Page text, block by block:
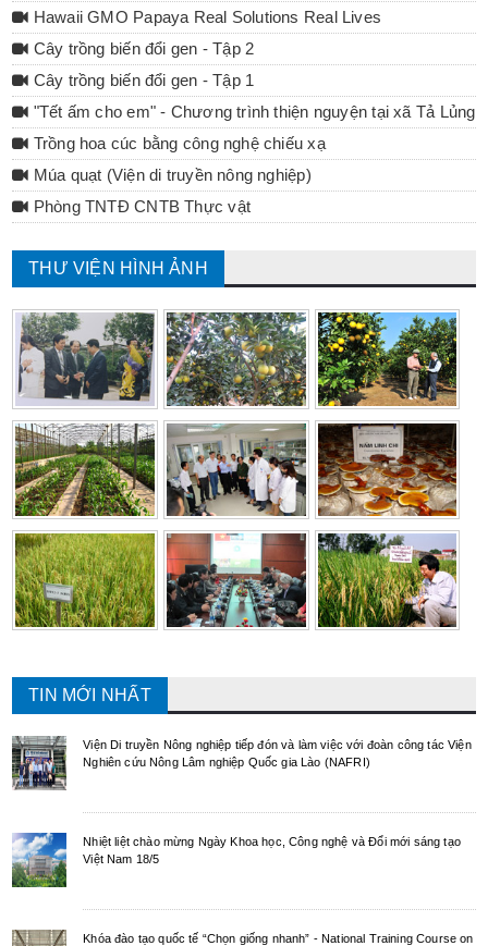
Hawaii GMO Papaya Real Solutions Real Lives
Cây trồng biến đổi gen - Tập 2
Cây trồng biến đổi gen - Tập 1
"Tết ấm cho em" - Chương trình thiện nguyện tại xã Tả Lủng
Trồng hoa cúc bằng công nghệ chiếu xạ
Múa quạt (Viện di truyền nông nghiệp)
Phòng TNTĐ CNTB Thực vật
THƯ VIỆN HÌNH ẢNH
TIN MỚI NHẤT
Viện Di truyền Nông nghiệp tiếp đón và làm việc với đoàn công tác Viện
Nghiên cứu Nông Lâm nghiệp Quốc gia Lào (NAFRI)
Nhiệt liệt chào mừng Ngày Khoa học, Công nghệ và Đổi mới sáng tạo
Việt Nam 18/5
Khóa đào tạo quốc tế “Chọn giống nhanh” - National Training Course on